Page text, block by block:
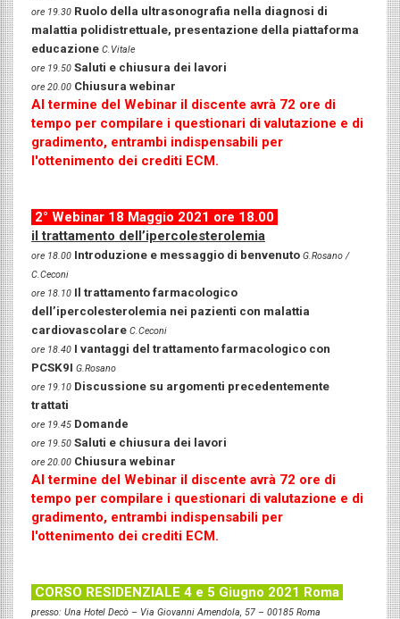
ore 19.30 Ruolo della ultrasonografia nella diagnosi di
malattia polidistrettuale, presentazione della piattaforma
educazione C.Vitale
ore 19.50 Saluti e chiusura dei lavori
ore 20.00 Chiusura webinar
Al termine del Webinar il discente avrà 72 ore di
tempo per compilare i questionari di valutazione e di
gradimento, entrambi indispensabili per
l'ottenimento dei crediti ECM.
2° Webinar 18 Maggio 2021 ore 18.00
il trattamento dell’ipercolesterolemia
ore 18.00 Introduzione e messaggio di benvenuto G.Rosano /
C.Ceconi
ore 18.10 Il trattamento farmacologico
dell’ipercolesterolemia nei pazienti con malattia
cardiovascolare C.Ceconi
ore 18.40 I vantaggi del trattamento farmacologico con
PCSK9I G.Rosano
ore 19.10 Discussione su argomenti precedentemente
trattati
ore 19.45 Domande
ore 19.50 Saluti e chiusura dei lavori
ore 20.00 Chiusura webinar
Al termine del Webinar il discente avrà 72 ore di
tempo per compilare i questionari di valutazione e di
gradimento, entrambi indispensabili per
l'ottenimento dei crediti ECM.
CORSO RESIDENZIALE 4 e 5 Giugno 2021 Roma
presso: Una Hotel Decò – Via Giovanni Amendola, 57 – 00185 Roma